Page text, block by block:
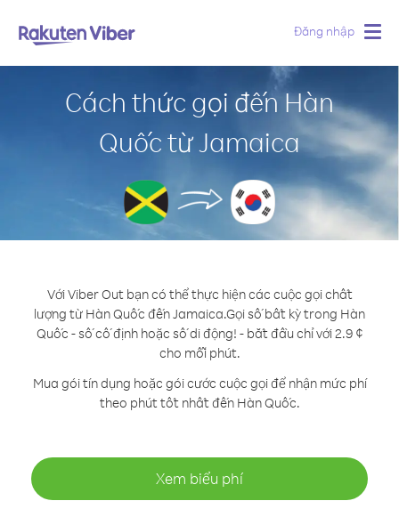
Đăng nhập
Cách thức gọi đến Hàn
Quốc từ Jamaica
Với Viber Out bạn có thể thực hiện các cuộc gọi chất
lượng từ Hàn Quốc đến Jamaica.Gọi số bất kỳ trong Hàn
Quốc - số cố định hoặc số di động! - bắt đầu chỉ với 2.9 ¢
cho mỗi phút.
Mua gói tín dụng hoặc gói cước cuộc gọi để nhận mức phí
theo phút tốt nhất đến Hàn Quốc.
Xem biểu phí